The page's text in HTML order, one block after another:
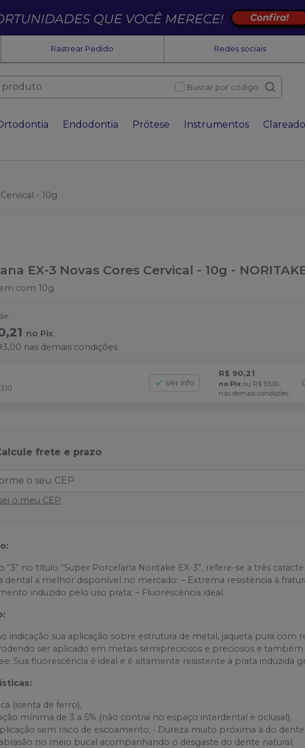
Rastrear Pedido Redes sociais
Buscar por código
Endodontia Prótese Instrumentos
- 10g
EX-3 Novas Cores Cervical - 10g -
com 10g.
no Pix
nas demais condições
Ver info
R$ 90,21
no Pix ou R$ 93,00
nas demais condições
frete e prazo
o meu CEP
“3” no título “Super Porcelana Noritake EX-3”, refere-se a três
dental a melhor disponível no mercado: – Extrema resistência à
induzido pelo uso prata; – Fluorescência ideal.
indicação sua aplicação sobre estrutura de metal, jaqueta pura com
ser aplicado em metais semipreciosos e preciosos e
Sua fluorescência é ideal e é altamente resistente a prata induzida
(isenta de ferro);
mínima de 3 a 5% (não contrai no espaço interdental e oclusal);
sem risco de escoamento; • Dureza muito próxima à do
no meio bucal acompanhando o desgaste do dente natural;